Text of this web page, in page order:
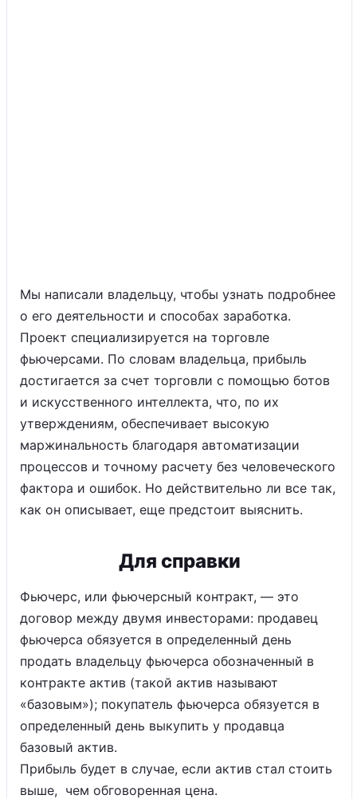
Мы написали владельцу, чтобы узнать подробнее
о его деятельности и способах заработка.
Проект специализируется на торговле
фьючерсами. По словам владельца, прибыль
достигается за счет торговли с помощью ботов
и искусственного интеллекта, что, по их
утверждениям, обеспечивает высокую
маржинальность благодаря автоматизации
процессов и точному расчету без человеческого
фактора и ошибок. Но действительно ли все так,
как он описывает, еще предстоит выяснить.
Для справки
Фьючерс, или фьючерсный контракт, — это
договор между двумя инвесторами: продавец
фьючерса обязуется в определенный день
продать владельцу фьючерса обозначенный в
контракте актив (такой актив называют
«базовым»); покупатель фьючерса обязуется в
определенный день выкупить у продавца
базовый актив.
Прибыль будет в случае, если актив стал стоить
выше, чем обговоренная цена.